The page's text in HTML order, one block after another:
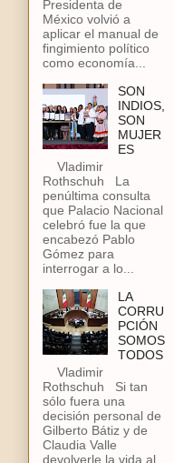
Presidenta de
México volvió a
aplicar el manual de
fingimiento político
como economía...
SON
INDIOS,
SON
MUJER
ES
Vladimir
Rothschuh La
penúltima consulta
que Palacio Nacional
celebró fue la que
encabezó Pablo
Gómez para
interrogar a lo...
LA
CORRU
PCIÓN
SOMOS
TODOS
Vladimir
Rothschuh Si tan
sólo fuera una
decisión personal de
Gilberto Bátiz y de
Claudia Valle
devolverle la vida al